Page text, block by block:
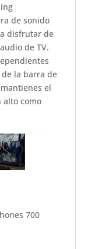
de sonido
disfrutar de
de TV.
la barra de
el
alto como
700